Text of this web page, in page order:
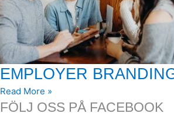
EMPLOYER
Read More »
FÖLJ OSS PÅ FACEBOOK